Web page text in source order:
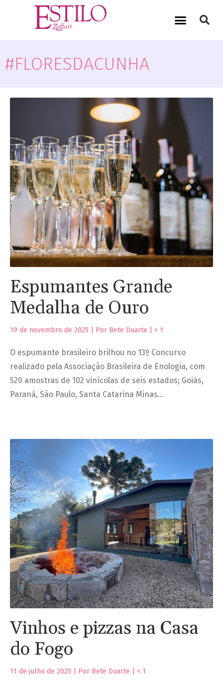
#FLORESDACUNHA
Espumantes Grande
Medalha de Ouro
19 de novembro de 2025 | Por Bete Duarte | < 1
O espumante brasileiro brilhou no 13º Concurso
realizado pela Associação Brasileira de Enologia, com
520 amostras de 102 vinícolas de seis estados; Goiás,
Paraná, São Paulo, Santa Catarina Minas…
Vinhos e pizzas na Casa
do Fogo
11 de julho de 2025 | Por Bete Duarte | < 1